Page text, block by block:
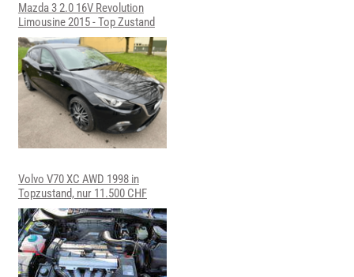
Mazda 3 2.0 16V Revolution
Limousine 2015 - Top Zustand
Volvo V70 XC AWD 1998 in
Topzustand, nur 11.500 CHF